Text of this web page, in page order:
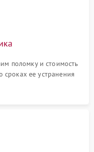
поломку и стоимость
ее устранения